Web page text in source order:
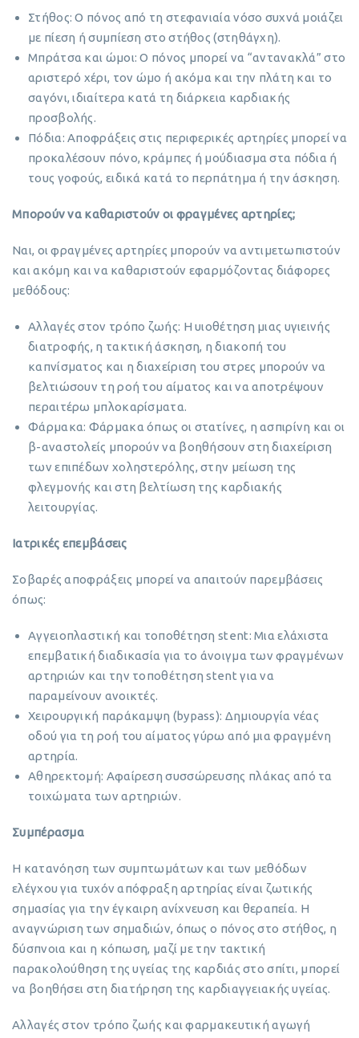
Στήθος: Ο πόνος από τη στεφανιαία νόσο συχνά μοιάζει
με πίεση ή συμπίεση στο στήθος (στηθάγχη).
Μπράτσα και ώμοι: Ο πόνος μπορεί να “αντανακλά” στο
αριστερό χέρι, τον ώμο ή ακόμα και την πλάτη και το
σαγόνι, ιδιαίτερα κατά τη διάρκεια καρδιακής
προσβολής.
Πόδια: Αποφράξεις στις περιφερικές αρτηρίες μπορεί να
προκαλέσουν πόνο, κράμπες ή μούδιασμα στα πόδια ή
τους γοφούς, ειδικά κατά το περπάτημα ή την άσκηση.
Μπορούν να καθαριστούν οι φραγμένες αρτηρίες;
Ναι, οι φραγμένες αρτηρίες μπορούν να αντιμετωπιστούν
και ακόμη και να καθαριστούν εφαρμόζοντας διάφορες
μεθόδους:
Αλλαγές στον τρόπο ζωής: Η υιοθέτηση μιας υγιεινής
διατροφής, η τακτική άσκηση, η διακοπή του
καπνίσματος και η διαχείριση του στρες μπορούν να
βελτιώσουν τη ροή του αίματος και να αποτρέψουν
περαιτέρω μπλοκαρίσματα.
Φάρμακα: Φάρμακα όπως οι στατίνες, η ασπιρίνη και οι
β-αναστολείς μπορούν να βοηθήσουν στη διαχείριση
των επιπέδων χοληστερόλης, στην μείωση της
φλεγμονής και στη βελτίωση της καρδιακής
λειτουργίας.
Ιατρικές επεμβάσεις
Σοβαρές αποφράξεις μπορεί να απαιτούν παρεμβάσεις
όπως:
Αγγειοπλαστική και τοποθέτηση stent: Μια ελάχιστα
επεμβατική διαδικασία για το άνοιγμα των φραγμένων
αρτηριών και την τοποθέτηση stent για να
παραμείνουν ανοικτές.
Χειρουργική παράκαμψη (bypass): Δημιουργία νέας
οδού για τη ροή του αίματος γύρω από μια φραγμένη
αρτηρία.
Αθηρεκτομή: Αφαίρεση συσσώρευσης πλάκας από τα
τοιχώματα των αρτηριών.
Συμπέρασμα
Η κατανόηση των συμπτωμάτων και των μεθόδων
ελέγχου για τυχόν απόφραξη αρτηρίας είναι ζωτικής
σημασίας για την έγκαιρη ανίχνευση και θεραπεία. Η
αναγνώριση των σημαδιών, όπως ο πόνος στο στήθος, η
δύσπνοια και η κόπωση, μαζί με την τακτική
παρακολούθηση της υγείας της καρδιάς στο σπίτι, μπορεί
να βοηθήσει στη διατήρηση της καρδιαγγειακής υγείας.
Αλλαγές στον τρόπο ζωής και φαρμακευτική αγωγή